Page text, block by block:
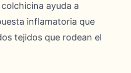
ayuda a
inflamatoria que
tejidos que rodean el